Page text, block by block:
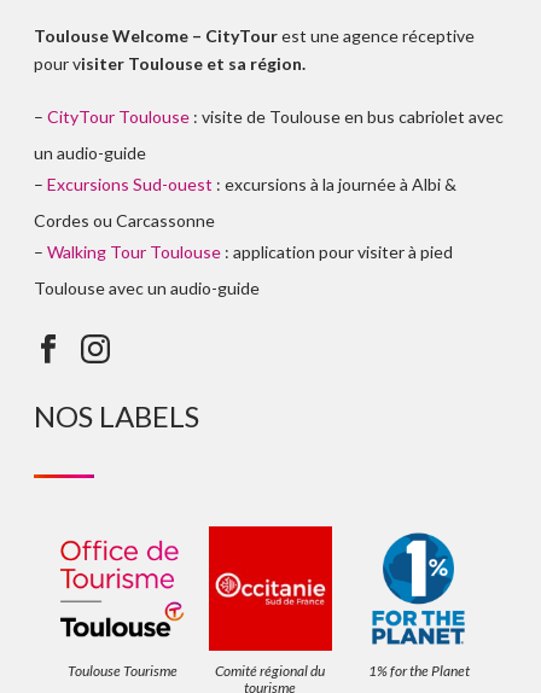
Toulouse Welcome – CityTourest une agence réceptive
pour visiter Toulouse et sa région.
–CityTour Toulouse : visite de Toulouse en bus cabriolet avec
un audio-guide
–Excursions Sud-ouest : excursions à la journée à Albi &
Cordes ou Carcassonne
–Walking Tour Toulouse : application pour visiter à pied
Toulouse avec un audio-guide
NOS LABELS
Toulouse Tourisme
Comité régional du
tourisme
1% for the Planet